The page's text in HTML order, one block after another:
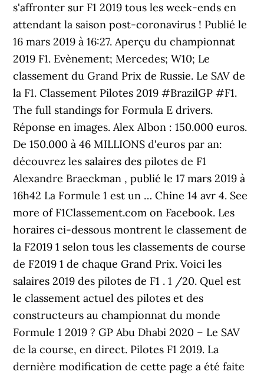
s'affronter sur F1 2019 tous les week-ends en
attendant la saison post-coronavirus ! Publié le
16 mars 2019 à 16:27. Aperçu du championnat
2019 F1. Evènement; Mercedes; W10; Le
classement du Grand Prix de Russie. Le SAV de
la F1. Classement Pilotes 2019 #BrazilGP #F1.
The full standings for Formula E drivers.
Réponse en images. Alex Albon : 150.000 euros.
De 150.000 à 46 MILLIONS d'euros par an:
découvrez les salaires des pilotes de F1
Alexandre Braeckman , publié le 17 mars 2019 à
16h42 La Formule 1 est un … Chine 14 avr 4. See
more of F1Classement.com on Facebook. Les
horaires ci-dessous montrent le classement de
la F2019 1 selon tous les classements de course
de F2019 1 de chaque Grand Prix. Voici les
salaires 2019 des pilotes de F1 . 1 /20. Quel est
le classement actuel des pilotes et des
constructeurs au championnat du monde
Formule 1 2019 ? GP Abu Dhabi 2020 – Le SAV
de la course, en direct. Pilotes F1 2019. La
dernière modification de cette page a été faite